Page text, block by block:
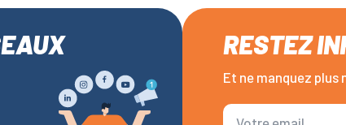
RESTEZ
Et ne manquez